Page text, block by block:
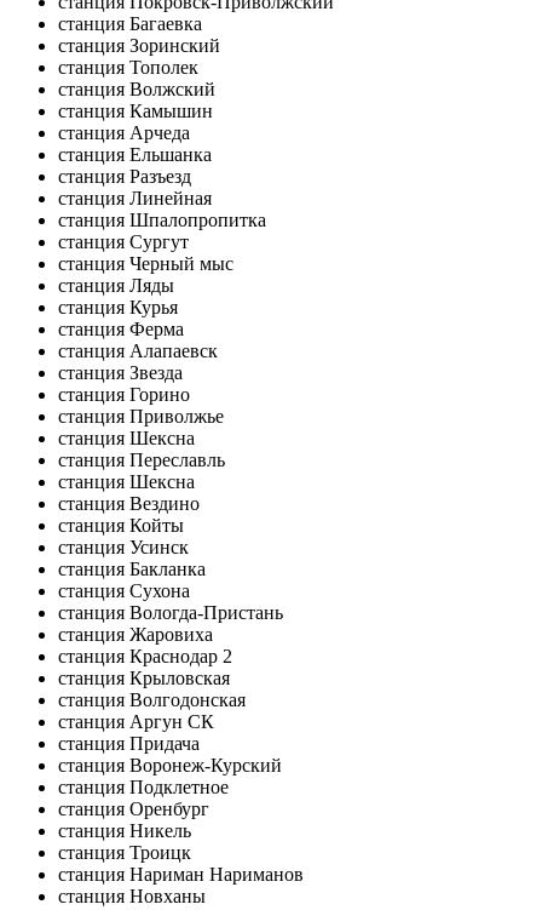
станция Багаевка
станция Зоринский
станция Тополек
станция Волжский
станция Камышин
станция Арчеда
станция Ельшанка
станция Разъезд
станция Линейная
станция Шпалопропитка
станция Сургут
станция Черный мыс
станция Ляды
станция Курья
станция Ферма
станция Алапаевск
станция Звезда
станция Горино
станция Приволжье
станция Шексна
станция Переславль
станция Шексна
станция Вездино
станция Койты
станция Усинск
станция Бакланка
станция Сухона
станция Вологда-Пристань
станция Жаровиха
станция Краснодар 2
станция Крыловская
станция Волгодонская
станция Аргун СК
станция Придача
станция Воронеж-Курский
станция Подклетное
станция Оренбург
станция Никель
станция Троицк
станция Нариман Нариманов
станция Новханы